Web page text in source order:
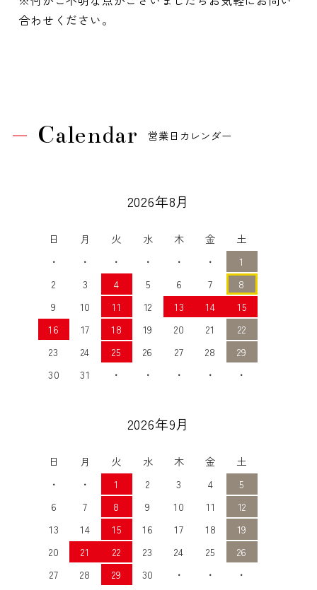
合わせください。
Calendar 営業日カレンダー
2026年8月
日 月 火 水 木 金
土
・
・ ・ ・ ・ ・
1
2
3 4 5 6 7
8
9
10 11 12 13 14
15
16
17 18 19 20 21
22
23
24 25 26 27 28
29
30
31 ・ ・ ・ ・ ・
2026年9月
日 月 火 水 木 金
土
・
・ 1 2 3 4
5
6
7 8 9 10 11
12
13
14 15 16 17 18
19
20
21 22 23 24 25
26
27
28 29 30 ・ ・ ・